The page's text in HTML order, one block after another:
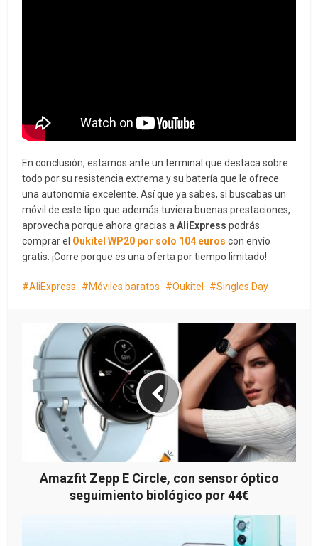
En conclusión, estamos ante un terminal que destaca sobre
todo por su resistencia extrema y su batería que le ofrece
una autonomía excelente. Así que ya sabes, si buscabas un
móvil de este tipo que además tuviera buenas prestaciones,
aprovecha porque ahora gracias aAliExpress podrás
comprar el Oukitel WP20 por solo 104 euroscon envío
gratis. ¡Corre porque es una oferta por tiempo limitado!
AliExpress Móviles baratos Oukitel Singles Day
Amazfit Zepp E Circle, con sensor óptico
seguimiento biológico por 44€